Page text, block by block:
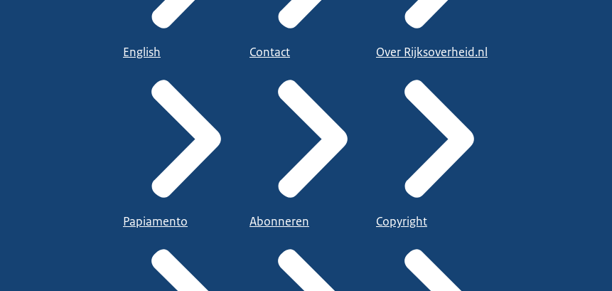
English
Papiamento
Contact
Abonneren
Over Rijksoverheid.nl
Copyright